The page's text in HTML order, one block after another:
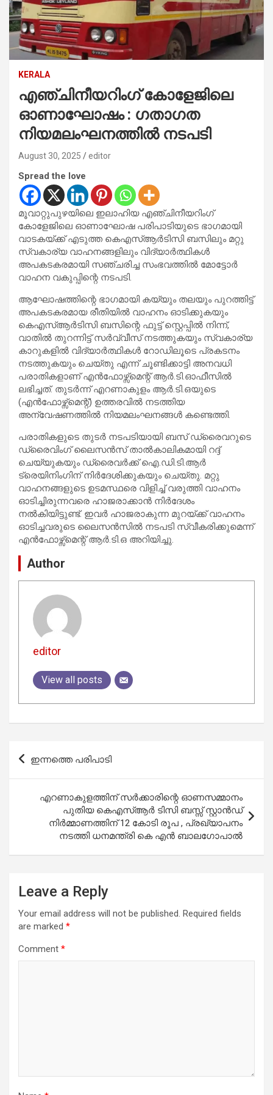
KERALA
എഞ്ചിനീയറിംഗ് കോളേജിലെ
ഓണാഘോഷം : ഗതാഗത
നിയമലംഘനത്തിൽ നടപടി
August 30, 2025 editor
Spread the love
മൂവാറ്റുപുഴയിലെ ഇലാഹിയ എഞ്ചിനീയറിംഗ്
കോളേജിലെ ഓണാഘോഷ പരിപാടിയുടെ ഭാഗമായി
വാടകയ്ക്ക് എടുത്ത കെഎസ്ആർടിസി ബസിലും മറ്റു
സ്വകാര്യ വാഹനങ്ങളിലും വിദ്യാർത്ഥികൾ
അപകടകരമായി സഞ്ചരിച്ച സംഭവത്തിൽ മോട്ടോർ
വാഹന വകുപ്പിന്റെ നടപടി.
ആഘോഷത്തിന്റെ ഭാഗമായി കയ്യും തലയും പുറത്തിട്ട്
അപകടകരമായ രീതിയിൽ വാഹനം ഓടിക്കുകയും
കെഎസ്ആർടിസി ബസിന്റെ ഫുട്ട് സ്റ്റെപ്പിൽ നിന്ന്,
വാതിൽ തുറന്നിട്ട് സർവ്വീസ് നടത്തുകയും സ്വകാര്യ
കാറുകളിൽ വിദ്യാർത്ഥികൾ റോഡിലൂടെ പ്രകടനം
നടത്തുകയും ചെയ്തു എന്ന് ചൂണ്ടിക്കാട്ടി അനവധി
പരാതികളാണ് എൻഫോഴ്സ്‌മെന്റ് ആർ.ടി.ഓഫീസിൽ
ലഭിച്ചത്. തുടർന്ന് എറണാകുളം ആർ.ടി.ഒയുടെ
(എൻഫോഴ്സ്മെന്റ്) ഉത്തരവിൽ നടത്തിയ
അന്വേഷണത്തിൽ നിയമലംഘനങ്ങൾ കണ്ടെത്തി.
പരാതികളുടെ തുടർ നടപടിയായി ബസ് ഡ്രൈവറുടെ
ഡ്രൈവിംഗ് ലൈസൻസ് താൽകാലികമായി റദ്ദ്
ചെയ്യുകയും ഡ്രൈവർക്ക് ഐ.ഡി.ടി.ആർ
ട്രെയിനിംഗിന് നിർദേശിക്കുകയും ചെയ്തു. മറ്റു
വാഹനങ്ങളുടെ ഉടമസ്ഥരെ വിളിച്ച് വരുത്തി വാഹനം
ഓടിച്ചിരുന്നവരെ ഹാജരാക്കാൻ നിർദേശം
നൽകിയിട്ടുണ്ട്. ഇവർ ഹാജരാകുന്ന മുറയ്ക്ക് വാഹനം
ഓടിച്ചവരുടെ ലൈസൻസിൽ നടപടി സ്വീകരിക്കുമെന്ന്
എൻഫോഴ്സ്‌മെന്റ് ആർ.ടി.ഒ അറിയിച്ചു.
Author
editor
View all posts
Post
navigation
ഇന്നത്തെ പരിപാടി
എറണാകുളത്തിന് സർക്കാരിന്റെ ഓണസമ്മാനം
പുതിയ കെഎസ്ആർ ടിസി ബസ്സ് സ്റ്റാൻഡ്
നിർമ്മാണത്തിന് 12 കോടി രൂപ , പ്രഖ്യാപനം
നടത്തി ധനമന്ത്രി കെ എൻ ബാലഗോപാൽ
Leave a Reply
Your email address will not be published. Required fields
are marked *
Comment *